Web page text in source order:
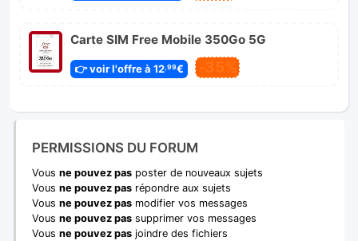
Carte SIM Free Mobile 350Go 5G
👉 voir l'offre à 12,99€ -35%
PERMISSIONS DU FORUM
Vous ne pouvez pas poster de nouveaux sujets
Vous ne pouvez pas répondre aux sujets
Vous ne pouvez pas modifier vos messages
Vous ne pouvez pas supprimer vos messages
Vous ne pouvez pas joindre des fichiers